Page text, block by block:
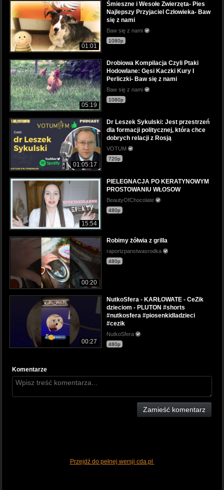
01:01
Śmieszne i Wesołe Zwierzęta- Pies
Najlepszy Przyjaciel Człowieka- Baw
się z nami
Baw się z nami
1080p
05:19
Drobiowa Kompilacja Czyli Ptaki
Hodowlane: Gęsi Kaczki Kury I
Perliczki- Baw się z nami
Baw się z nami
1080p
01:05:17
Dr Leszek Sykulski: Jest przestrzeń
dla formacji politycznej, która chce
dobrych relacji z Rosją
VOTUM
720p
15:54
PIELEGNACJA PO KERATYNOWYM
PROSTOWANIU WŁOSOW
BeautyOfChocolate
480p
00:20
Robimy żółwia z grilla
raportzpanstwasrodka
480p
00:27
NutkoSfera - KARŁOWATE - CeZik
dzieciom - PLUTON #shorts
#nutkosfera #piosenkidladzieci
#cezik
NutkoSfera
480p
Komentarze
Zamieść komentarz
Przejdź do pełnej wersji cda.pl